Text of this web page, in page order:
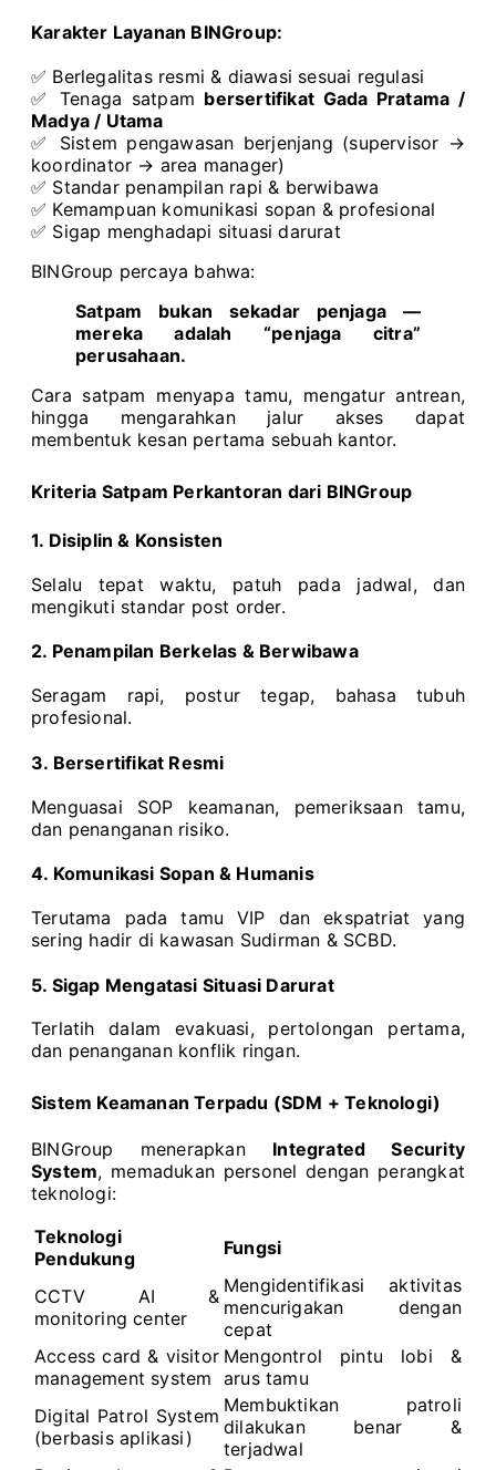
Karakter Layanan BINGroup:
✅ Berlegalitas resmi & diawasi sesuai regulasi
✅ Tenaga satpam bersertifikat Gada Pratama /
Madya / Utama
✅ Sistem pengawasan berjenjang (supervisor →
koordinator → area manager)
✅ Standar penampilan rapi & berwibawa
✅ Kemampuan komunikasi sopan & profesional
✅ Sigap menghadapi situasi darurat
BINGroup percaya bahwa:
Satpam bukan sekadar penjaga —
mereka adalah “penjaga citra”
perusahaan.
Cara satpam menyapa tamu, mengatur antrean,
hingga mengarahkan jalur akses dapat
membentuk kesan pertama sebuah kantor.
Kriteria Satpam Perkantoran dari BINGroup
1. Disiplin & Konsisten
Selalu tepat waktu, patuh pada jadwal, dan
mengikuti standar post order.
2. Penampilan Berkelas & Berwibawa
Seragam rapi, postur tegap, bahasa tubuh
profesional.
3. Bersertifikat Resmi
Menguasai SOP keamanan, pemeriksaan tamu,
dan penanganan risiko.
4. Komunikasi Sopan & Humanis
Terutama pada tamu VIP dan ekspatriat yang
sering hadir di kawasan Sudirman & SCBD.
5. Sigap Mengatasi Situasi Darurat
Terlatih dalam evakuasi, pertolongan pertama,
dan penanganan konflik ringan.
Sistem Keamanan Terpadu (SDM + Teknologi)
BINGroup menerapkan Integrated Security
System, memadukan personel dengan perangkat
teknologi:
Teknologi
Pendukung
Fungsi
CCTV AI &
monitoring center
Mengidentifikasi aktivitas
mencurigakan dengan
cepat
Access card & visitor
management system
Mengontrol pintu lobi &
arus tamu
Digital Patrol System
(berbasis aplikasi)
Membuktikan patroli
dilakukan benar &
terjadwal